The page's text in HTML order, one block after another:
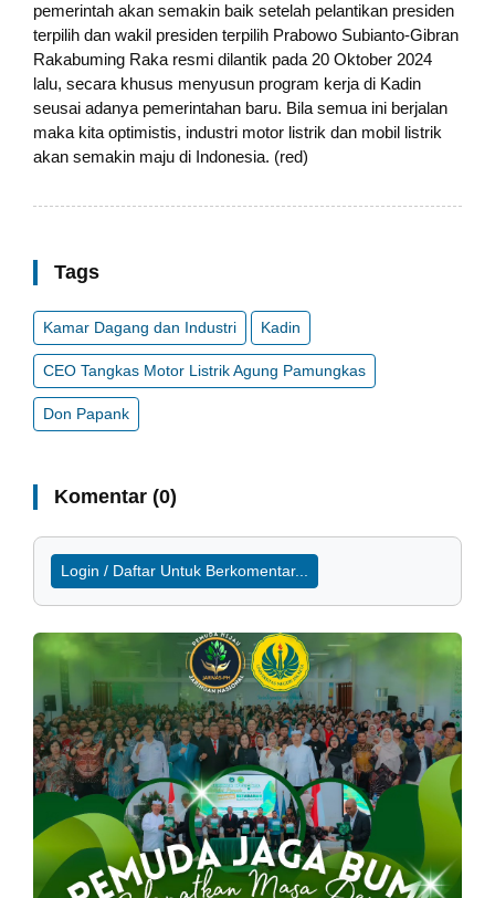
pemerintah akan semakin baik setelah pelantikan presiden
terpilih dan wakil presiden terpilih Prabowo Subianto-Gibran
Rakabuming Raka resmi dilantik pada 20 Oktober 2024
lalu, secara khusus menyusun program kerja di Kadin
seusai adanya pemerintahan baru. Bila semua ini berjalan
maka kita optimistis, industri motor listrik dan mobil listrik
akan semakin maju di Indonesia. (red)
Tags
Kamar Dagang dan Industri Kadin
CEO Tangkas Motor Listrik Agung Pamungkas
Don Papank
Komentar (0)
Login / Daftar Untuk Berkomentar...